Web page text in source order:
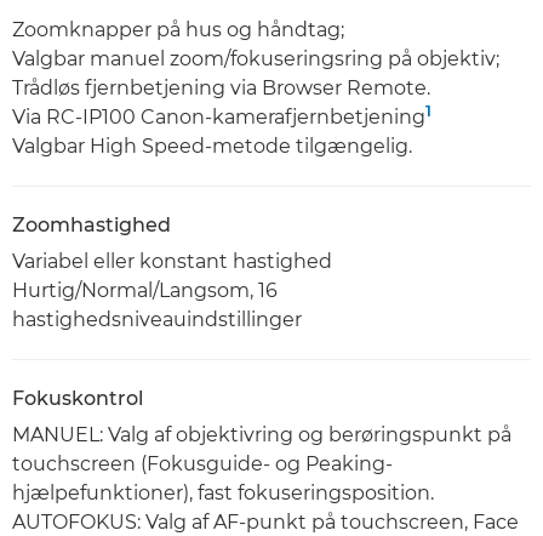
Zoomknapper på hus og håndtag;
Valgbar manuel zoom/fokuseringsring på objektiv;
Trådløs fjernbetjening via Browser Remote.
Via RC-IP100 Canon-kamerafjernbetjening1
Valgbar High Speed-metode tilgængelig.
Zoomhastighed
Variabel eller konstant hastighed
Hurtig/Normal/Langsom, 16
hastighedsniveauindstillinger
Fokuskontrol
MANUEL: Valg af objektivring og berøringspunkt på
touchscreen (Fokusguide- og Peaking-
hjælpefunktioner), fast fokuseringsposition.
AUTOFOKUS: Valg af AF-punkt på touchscreen, Face